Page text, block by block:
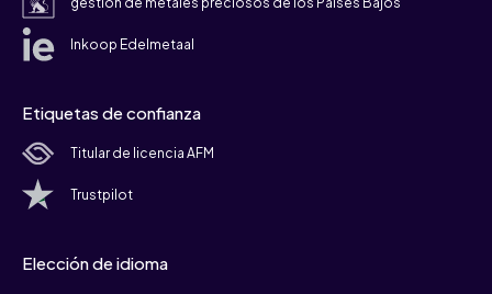
Inkoop Edelmetaal
Etiquetas de confianza
Titular de licencia AFM
Trustpilot
Elección de idioma